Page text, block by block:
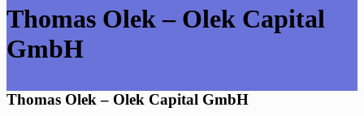
Thomas Olek – Olek Capital
GmbH
Thomas Olek – Olek Capital GmbH